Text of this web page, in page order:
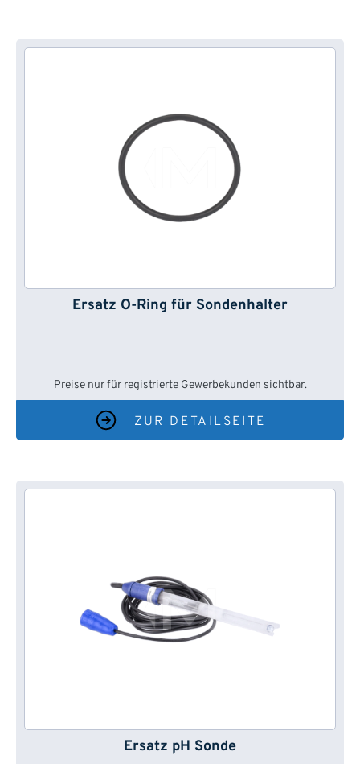
Ersatz O-Ring für Sondenhalter
Preise nur für registrierte Gewerbekunden sichtbar.
ZUR DETAILSEITE
Ersatz pH Sonde